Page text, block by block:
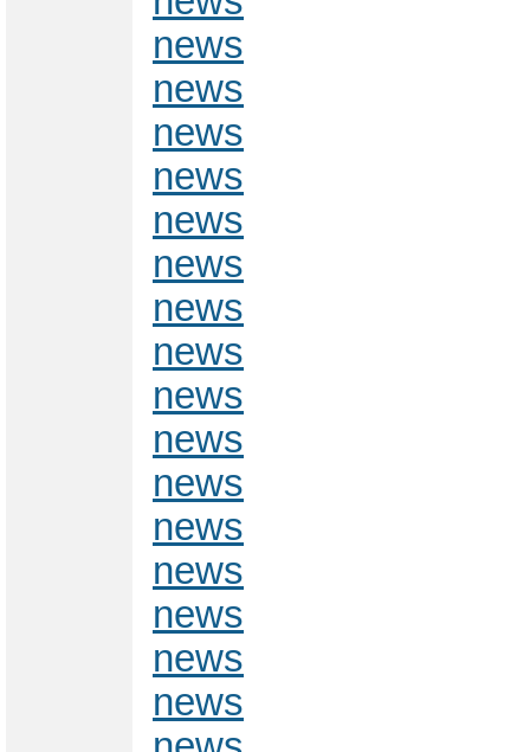
news
news
news
news
news
news
news
news
news
news
news
news
news
news
news
news